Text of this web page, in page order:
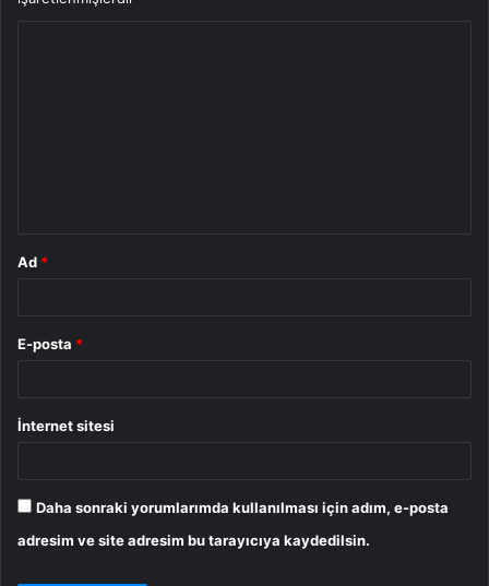
Ad *
E-posta *
İnternet sitesi
Daha sonraki yorumlarımda kullanılması için adım, e-posta
adresim ve site adresim bu tarayıcıya kaydedilsin.